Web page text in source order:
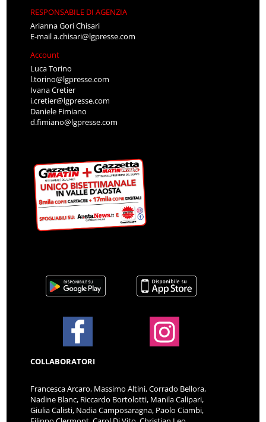
RESPONSABILE DI AGENZIA
Arianna Gori Chisari
E-maila.chisari@lgpresse.com
Account
Luca Torino
l.torino@lgpresse.com
Ivana Cretier
i.cretier@lgpresse.com
Daniele Fimiano
d.fimiano@lgpresse.com
COLLABORATORI
Francesca Arcaro, Massimo Altini, Corrado Bellora,
Nadine Blanc, Riccardo Bortolotti, Manila Calipari,
Giulia Calisti, Nadia Camposaragna, Paolo Ciambi,